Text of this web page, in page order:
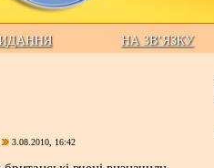
НА ЗВ’ЯЗКУ
3.08.2010, 16:42